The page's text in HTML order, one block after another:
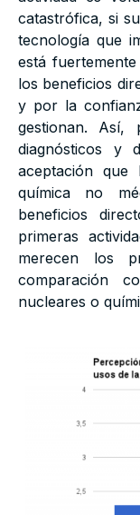
catastrófica, si
tecnología que
está
los beneficios
y por la
gestionan.
diagnósticos y
aceptación
química no
beneficios
primeras
merecen los
comparación
nucleares o